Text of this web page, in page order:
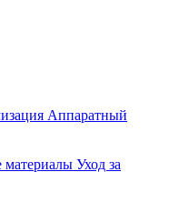
Аппаратный
Уход за